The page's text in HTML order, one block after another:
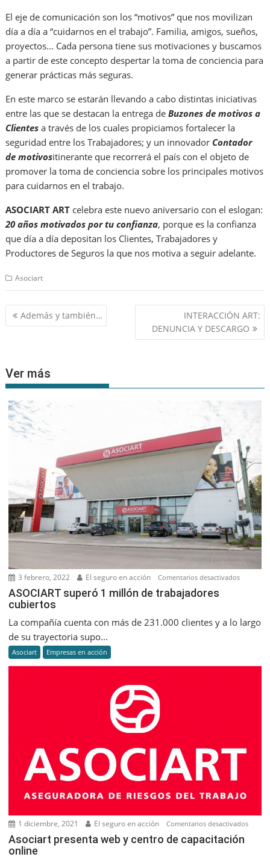
El eje de comunicación son los “motivos” que nos movilizan
día a día a “cuidarnos en el trabajo”. Familia, amigos, sueños,
proyectos… Cada persona tiene sus motivaciones y buscamos
a partir de este concepto despertar la toma de conciencia para
generar prácticas más seguras.
En este marco se estarán llevando a cabo distintas iniciativas
entre las que se destacan la entrega deBuzones de motivos a
Clientes a través de los cuales propiciamos fortalecer la
seguridad entre los Trabajadores; y un innovador Contador
de motivositinerante que recorrerá el país con el objeto de
promover la toma de conciencia sobre los principales motivos
para cuidarnos en el trabajo.
ASOCIART ART celebra este nuevo aniversario con el eslogan:
20 años motivados por tu confianza, porque es la confianza
que día a día depositan los Clientes, Trabajadores y
Productores de Seguros la que nos motiva a seguir adelante.
Asociart
Navegación
de
Además y también…
INTERACCIÓN ART:
DENUNCIA Y DESCARGO
Ver más
3 febrero, 2022 El seguro en acción Comentarios desactivadosen
millón
ASOCIART superó 1 millón de trabajadores
cubiertos
La compañía cuenta con más de 231.000 clientes y a lo largo
de su trayectoria supo...
Asociart Empresas en acción
1 diciembre, 2021 El seguro en acción Comentarios desactivadosen
Asociart presenta web y centro de capacitación
online